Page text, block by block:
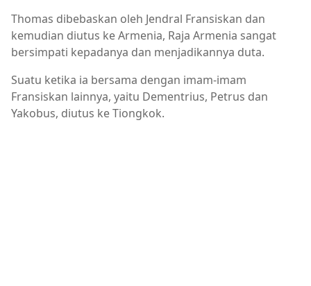
Thomas dibebaskan oleh Jendral Fransiskan dan
kemudian diutus ke Armenia, Raja Armenia sangat
bersimpati kepadanya dan menjadikannya duta.
Suatu ketika ia bersama dengan imam-imam
Fransiskan lainnya, yaitu Dementrius, Petrus dan
Yakobus, diutus ke Tiongkok.